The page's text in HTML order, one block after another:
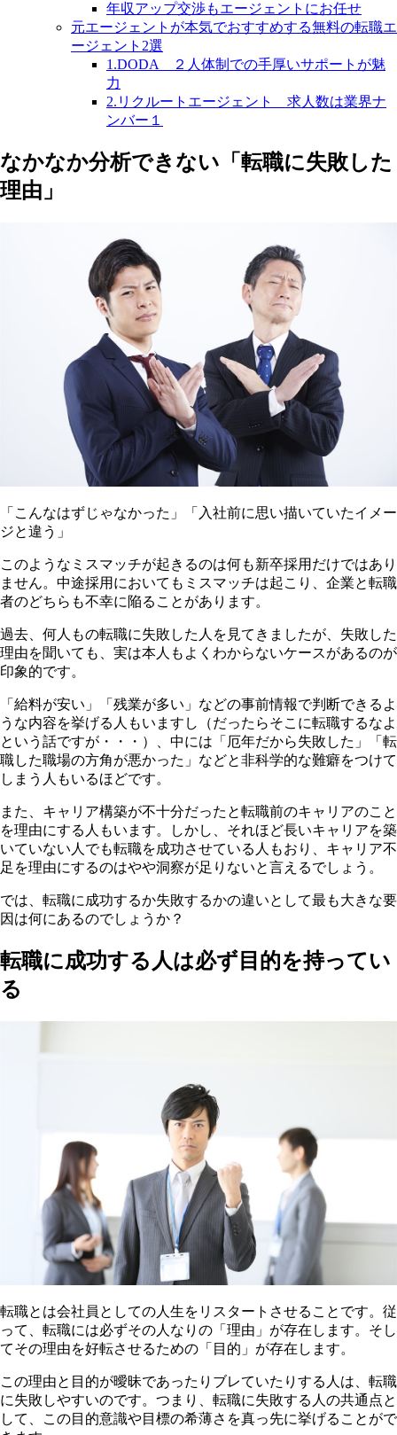
年収アップ交渉もエージェントにお任せ
元エージェントが本気でおすすめする無料の転職エ
ージェント2選
1.DODA ２人体制での手厚いサポートが魅
力
2.リクルートエージェント 求人数は業界ナ
ンバー１
なかなか分析できない「転職に失敗した
理由」
「こんなはずじゃなかった」「入社前に思い描いていたイメー
ジと違う」
このようなミスマッチが起きるのは何も新卒採用だけではあり
ません。中途採用においてもミスマッチは起こり、企業と転職
者のどちらも不幸に陥ることがあります。
過去、何人もの転職に失敗した人を見てきましたが、失敗した
理由を聞いても、実は本人もよくわからないケースがあるのが
印象的です。
「給料が安い」「残業が多い」などの事前情報で判断できるよ
うな内容を挙げる人もいますし（だったらそこに転職するなよ
という話ですが・・・）、中には「厄年だから失敗した」「転
職した職場の方角が悪かった」などと非科学的な難癖をつけて
しまう人もいるほどです。
また、キャリア構築が不十分だったと転職前のキャリアのこと
を理由にする人もいます。しかし、それほど長いキャリアを築
いていない人でも転職を成功させている人もおり、キャリア不
足を理由にするのはやや洞察が足りないと言えるでしょう。
では、転職に成功するか失敗するかの違いとして最も大きな要
因は何にあるのでしょうか？
転職に成功する人は必ず目的を持ってい
る
転職とは会社員としての人生をリスタートさせることです。従
って、転職には必ずその人なりの「理由」が存在します。そし
てその理由を好転させるための「目的」が存在します。
この理由と目的が曖昧であったりブレていたりする人は、転職
に失敗しやすいのです。つまり、転職に失敗する人の共通点と
して、この目的意識や目標の希薄さを真っ先に挙げることがで